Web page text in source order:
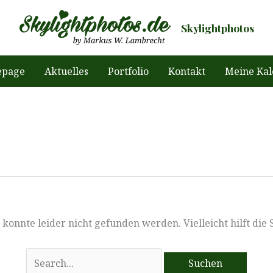
Skylightphotos
Aktuelles Portfolio Kontakt Meine
konnte leider nicht gefunden werden. Vielleicht hilft die
nach: